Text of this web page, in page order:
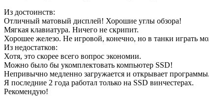
Из достоинств:
Отличный матовый дисплей! Хорошие углы обзора!
Мягкая клавиатура. Ничего не скрипит.
Хорошее железо. Не игровой, конечно, но в танки играть
Из недостатков:
Хотя, это скорее всего вопрос экономии.
Можно было бы укомплектовать компьютер SSD!
Непривычно медленно загружается и открывает программы.
Я последние 2 года работал только на SSD винчестерах.
Рекомендую!